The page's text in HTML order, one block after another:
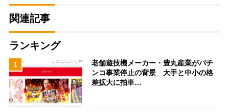
関連記事
ランキング
1
老舗遊技機メーカー・豊丸産業がパチ
ンコ事業停止の背景 大手と中小の格
差拡大に拍車…